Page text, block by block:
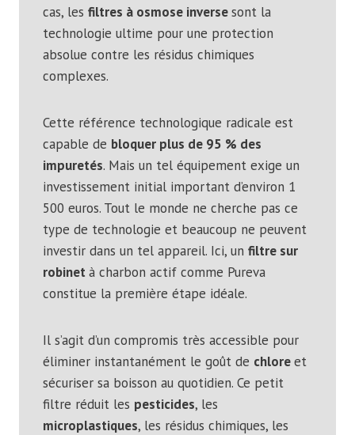
cas, les filtres à osmose inversesont la
technologie ultime pour une protection
absolue contre les résidus chimiques
complexes.
Cette référence technologique radicale est
capable de bloquer plus de 95 % des
impuretés. Mais un tel équipement exige un
investissement initial important d’environ 1
500 euros. Tout le monde ne cherche pas ce
type de technologie et beaucoup ne peuvent
investir dans un tel appareil. Ici, un filtre sur
robinet à charbon actif comme Pureva
constitue la première étape idéale.
Il s’agit d’un compromis très accessible pour
éliminer instantanément le goût de chloreet
sécuriser sa boisson au quotidien. Ce petit
filtre réduit les pesticides, les
microplastiques, les résidus chimiques, les